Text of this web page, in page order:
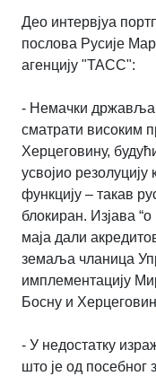
Део интервјуа
послова Русије
агенцију "ТАСС":
- Немачки
сматрати високим
Херцеговину,
усвојио
функцију – такав
блокиран. Изјава
маја дали
земаља чланица
имплементацију
Босну и
- У недостатку
што је од посебног